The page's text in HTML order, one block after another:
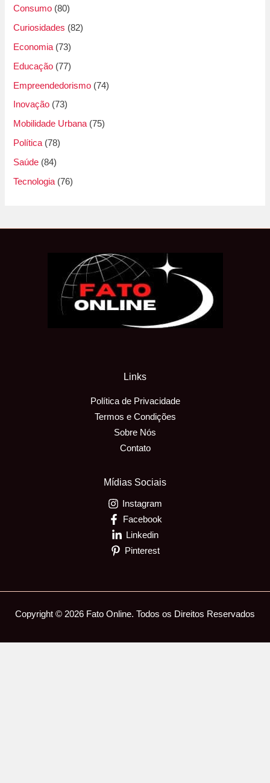
Consumo (80)
Curiosidades (82)
Economia (73)
Educação (77)
Empreendedorismo (74)
Inovação (73)
Mobilidade Urbana(75)
Política(78)
Saúde (84)
Tecnologia(76)
Links
Política de Privacidade
Termos e Condições
Sobre Nós
Contato
Mídias Sociais
Instagram
Facebook
Linkedin
Pinterest
Copyright © 2026 Fato Online. Todos os Direitos Reservados